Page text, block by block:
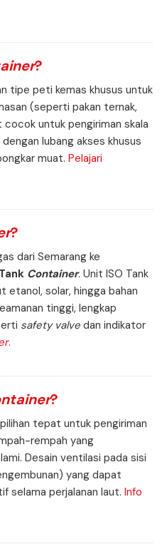
?
tipe peti kemas khusus untuk
(seperti pakan ternak,
untuk pengiriman skala
lubang akses khusus
muat. Pelajari
?
dari Semarang ke
Tank Container. Unit ISO Tank
etanol, solar, hingga bahan
tinggi, lengkap
safety valve dan indikator
.
?
tepat untuk pengiriman
rempah yang
Desain ventilasi pada sisi
yang dapat
selama perjalanan laut. Info